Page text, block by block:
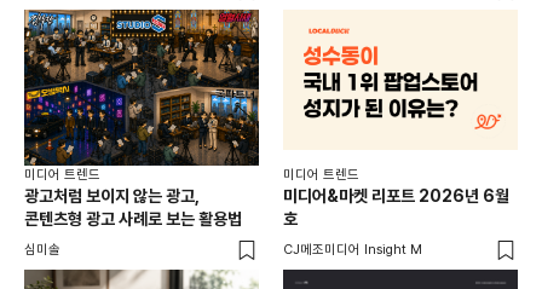
미디어 트렌드
광고처럼 보이지 않는 광고,
콘텐츠형 광고 사례로 보는 활용법
심미솔
미디어 트렌드
미디어&마켓 리포트 2026년 6월
호
CJ메조미디어 Insight M